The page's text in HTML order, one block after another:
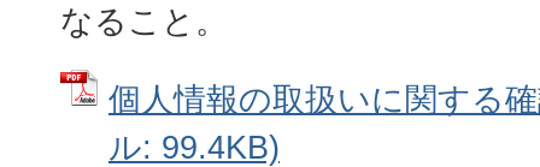
なること。
個人情報の取扱いに関する
ル: 99.4KB)